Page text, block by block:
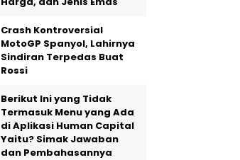
Crash Kontroversial
MotoGP Spanyol, Lahirnya
Sindiran Terpedas Buat
Rossi
Berikut Ini yang Tidak
Termasuk Menu yang Ada
di Aplikasi Human Capital
Yaitu? Simak Jawaban
dan Pembahasannya